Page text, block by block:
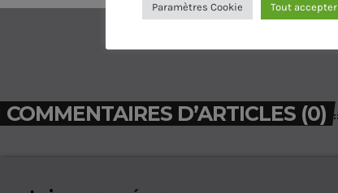
COMMENTAIRES D’ARTICLES (0)
Paramètres Cookie Tout accepter